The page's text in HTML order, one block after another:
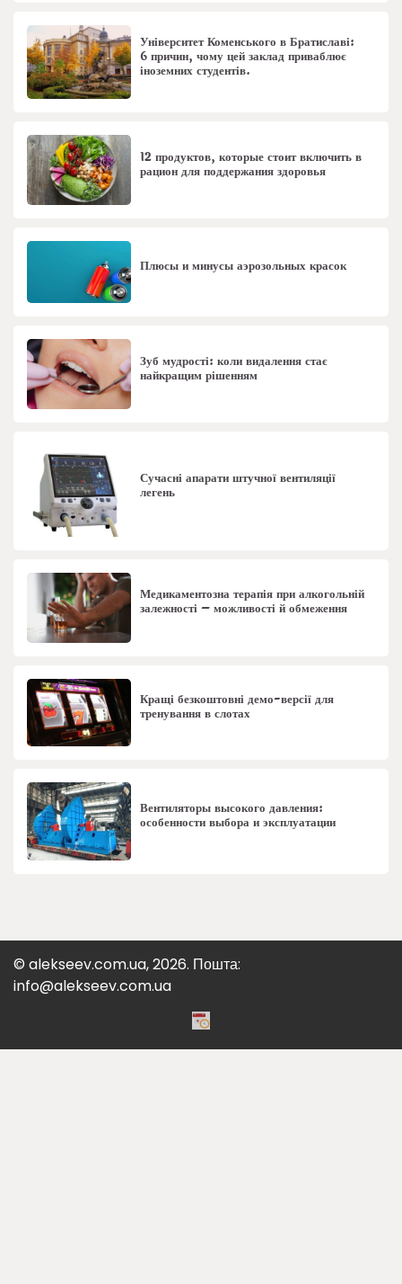
Університет Коменського в Братиславі:
6 причин, чому цей заклад приваблює
іноземних студентів.
12 продуктов, которые стоит включить в
рацион для поддержания здоровья
Плюсы и минусы аэрозольных красок
Зуб мудрості: коли видалення стає
найкращим рішенням
Сучасні апарати штучної вентиляції
легень
Медикаментозна терапія при алкогольній
залежності – можливості й обмеження
Кращі безкоштовні демо-версії для
тренування в слотах
Вентиляторы высокого давления:
особенности выбора и эксплуатации
© alekseev.com.ua, 2026. Пошта:
info@alekseev.com.ua